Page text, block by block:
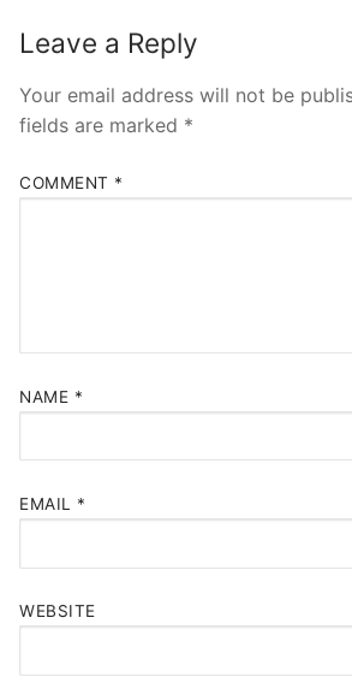
Leave a Reply
Your email address will not be
fields are marked *
COMMENT *
NAME *
EMAIL *
WEBSITE